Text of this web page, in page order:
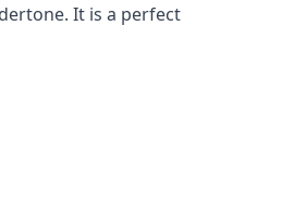
It is a perfect